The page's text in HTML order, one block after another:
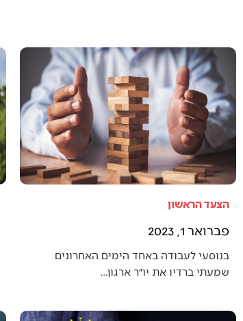
הצעד הראשון
פברואר 1, 2023
בנוסעי לעבודה באחד הימים האחרונים
שמעתי ברדיו את יו״ר ארגון…